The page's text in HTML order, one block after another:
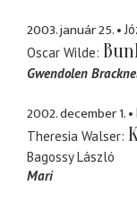
2003. január 25.
Oscar Wilde
Gwendolen
2002. december 1.
Theresia Walser
Bagossy László
Mari